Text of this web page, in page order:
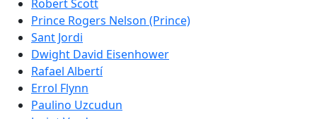
Robert Scott
Prince Rogers Nelson (Prince)
Sant Jordi
Dwight David Eisenhower
Rafael Albertí
Errol Flynn
Paulino Uzcudun